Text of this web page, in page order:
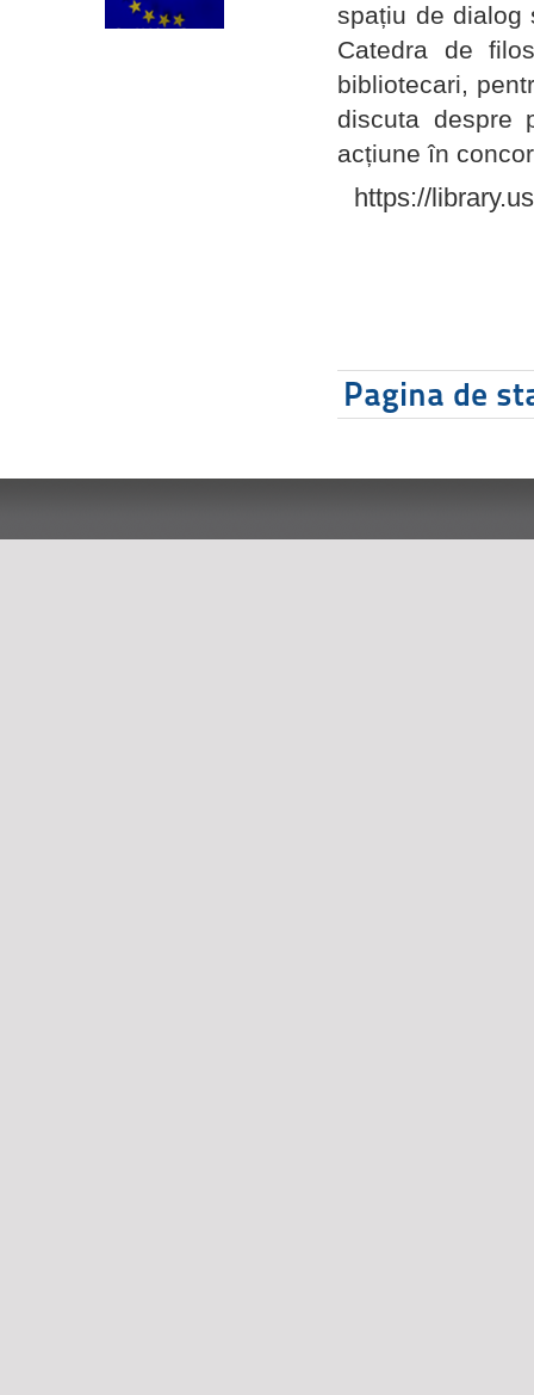
spațiu de dialog
Catedra de
bibliotecari,
discuta despre
acțiune în
https://
Pagina de